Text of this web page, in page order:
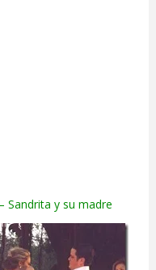
Sandrita y su madre